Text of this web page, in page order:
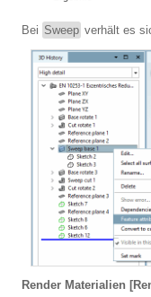
Bei Sweep verhält es
Render Materialien